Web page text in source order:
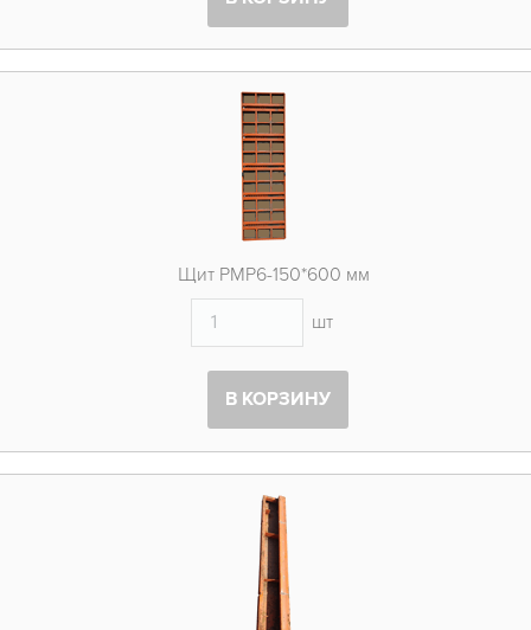
Щит PMP6-150*600 мм
шт
В КОРЗИНУ